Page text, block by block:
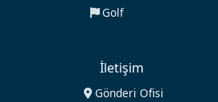
Golf
İletişim
Gönderi Ofisi